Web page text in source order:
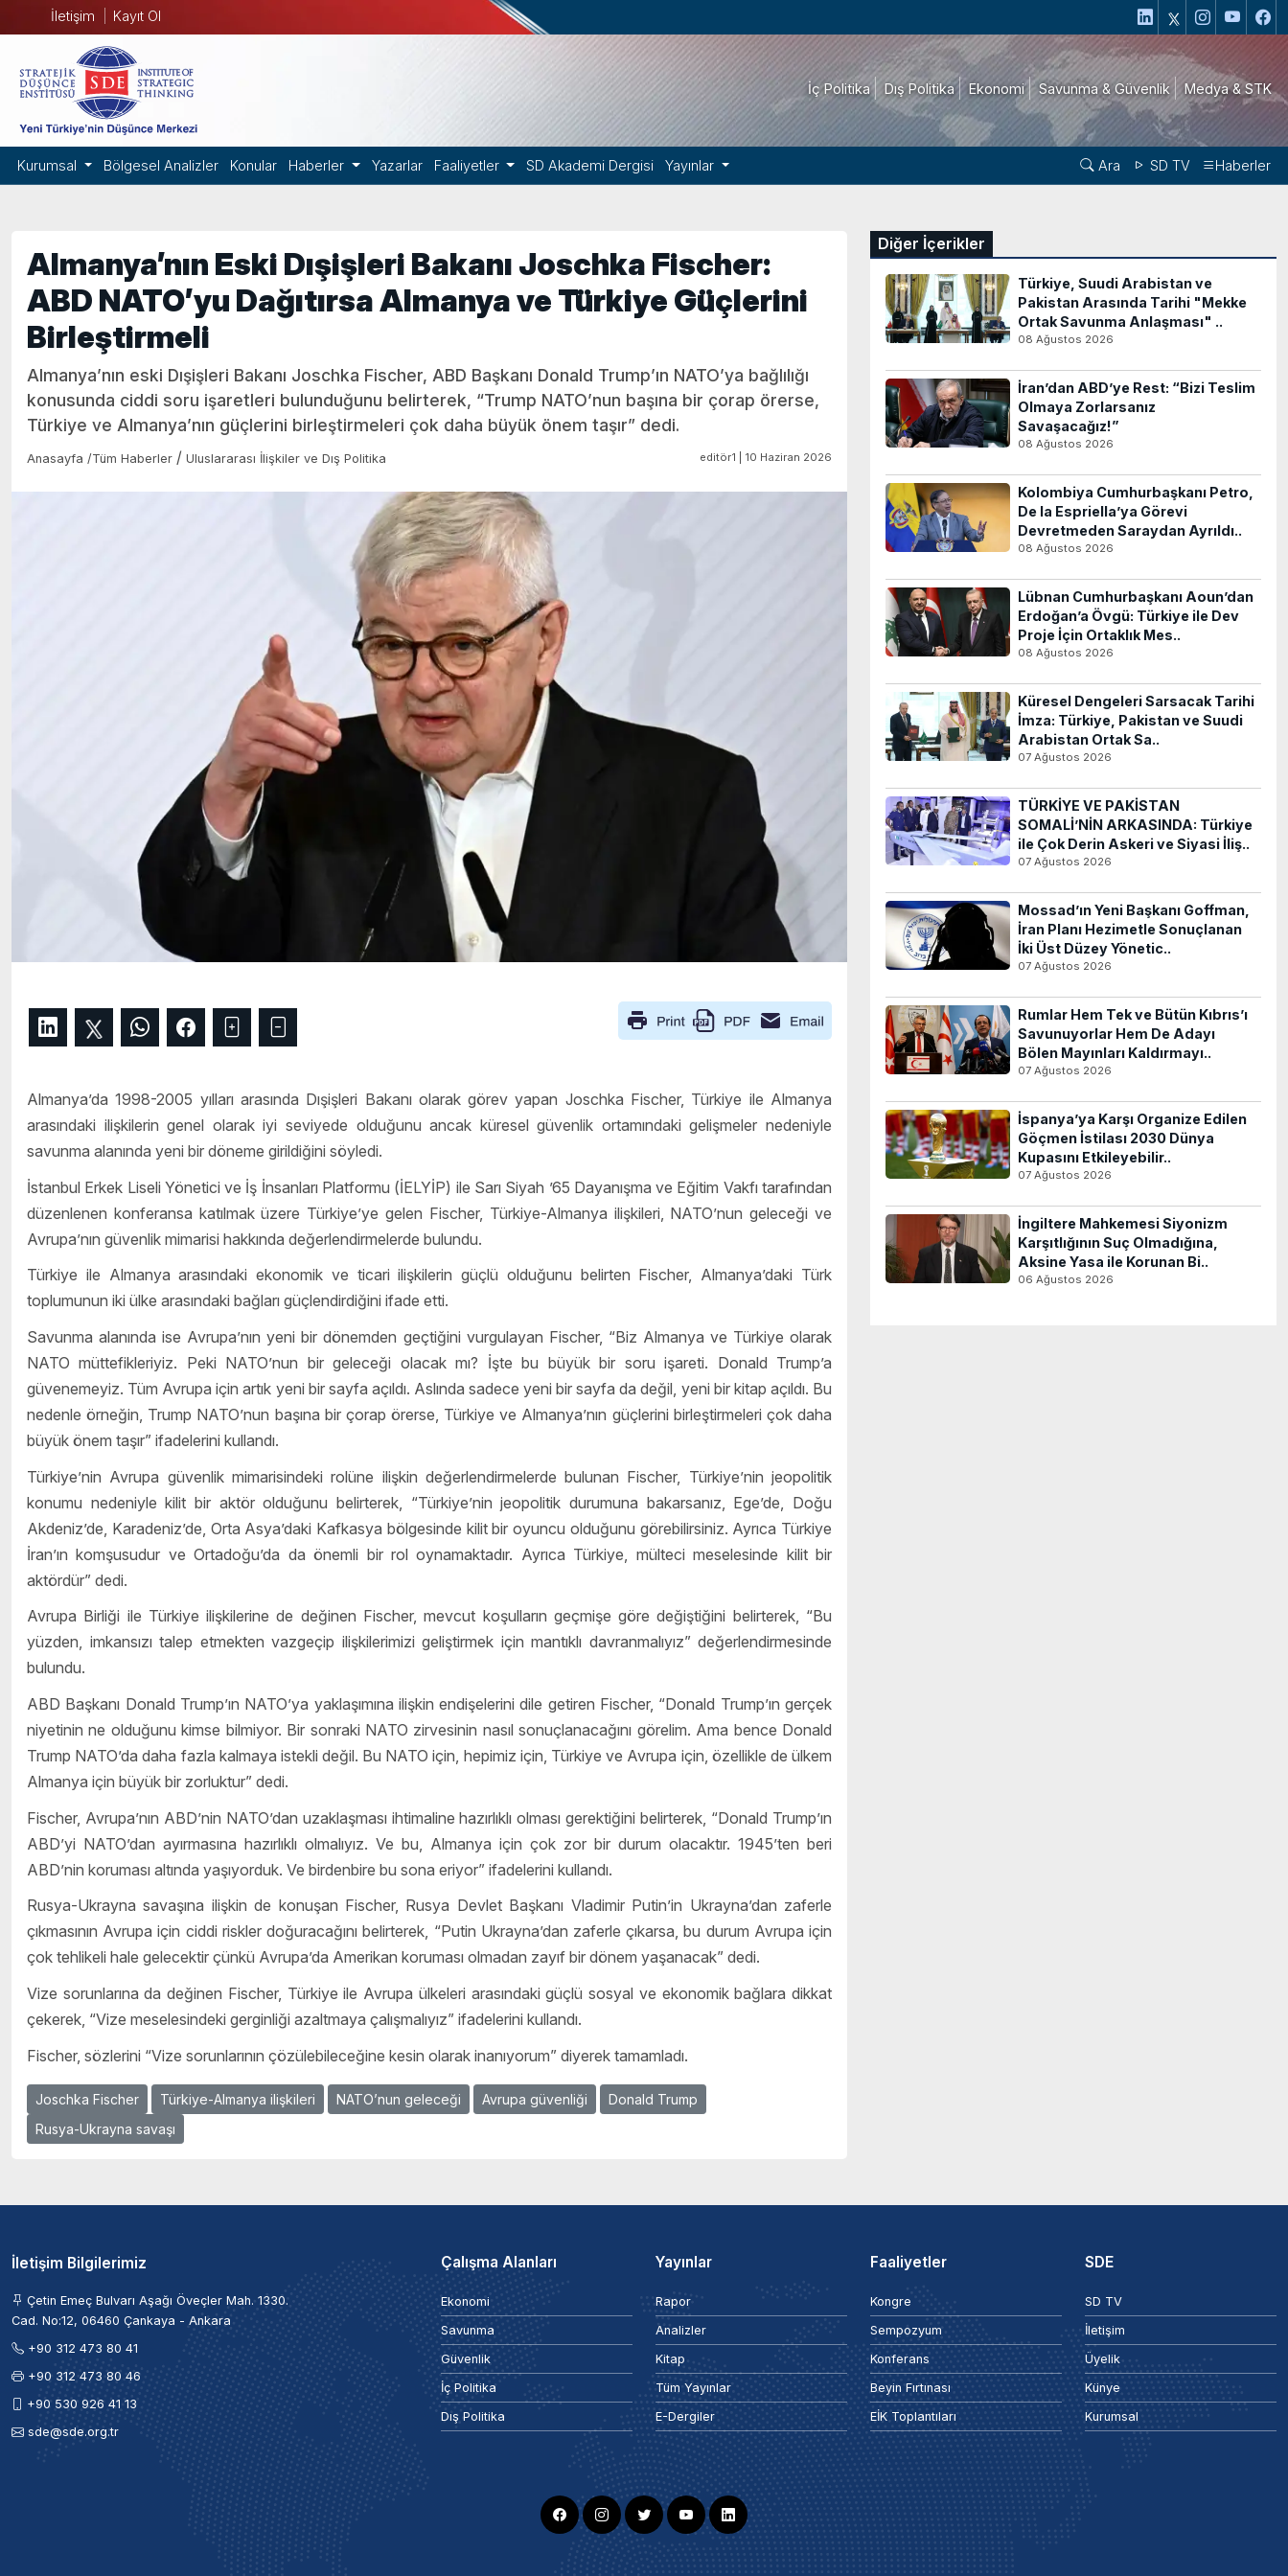
İletişim Kayıt Ol
İç Politika Dış Politika Ekonomi Savunma & Güvenlik Medya & STK
Kurumsal Bölgesel Analizler Konular Haberler Yazarlar Faaliyetler SD Akademi Dergisi Yayınlar Ara SD TV Haberler
Almanya’nın Eski Dışişleri Bakanı Joschka Fischer:
ABD NATO’yu Dağıtırsa Almanya ve Türkiye Güçlerini
Birleştirmeli
Almanya’nın eski Dışişleri Bakanı Joschka Fischer, ABD Başkanı Donald Trump’ın NATO’ya bağlılığı
konusunda ciddi soru işaretleri bulunduğunu belirterek, “Trump NATO’nun başına bir çorap örerse,
Türkiye ve Almanya’nın güçlerini birleştirmeleri çok daha büyük önem taşır” dedi.
Anasayfa /Tüm Haberler / Uluslararası İlişkiler ve Dış Politika editör1 | 10 Haziran 2026
Almanya’da 1998-2005 yılları arasında Dışişleri Bakanı olarak görev yapan Joschka Fischer, Türkiye ile Almanya
arasındaki ilişkilerin genel olarak iyi seviyede olduğunu ancak küresel güvenlik ortamındaki gelişmeler nedeniyle
savunma alanında yeni bir döneme girildiğini söyledi.
İstanbul Erkek Liseli Yönetici ve İş İnsanları Platformu (İELYİP) ile Sarı Siyah ’65 Dayanışma ve Eğitim Vakfı tarafından
düzenlenen konferansa katılmak üzere Türkiye’ye gelen Fischer, Türkiye-Almanya ilişkileri, NATO’nun geleceği ve
Avrupa’nın güvenlik mimarisi hakkında değerlendirmelerde bulundu.
Türkiye ile Almanya arasındaki ekonomik ve ticari ilişkilerin güçlü olduğunu belirten Fischer, Almanya’daki Türk
toplumunun iki ülke arasındaki bağları güçlendirdiğini ifade etti.
Savunma alanında ise Avrupa’nın yeni bir dönemden geçtiğini vurgulayan Fischer, “Biz Almanya ve Türkiye olarak
NATO müttefikleriyiz. Peki NATO’nun bir geleceği olacak mı? İşte bu büyük bir soru işareti. Donald Trump’a
güvenemeyiz. Tüm Avrupa için artık yeni bir sayfa açıldı. Aslında sadece yeni bir sayfa da değil, yeni bir kitap açıldı. Bu
nedenle örneğin, Trump NATO’nun başına bir çorap örerse, Türkiye ve Almanya’nın güçlerini birleştirmeleri çok daha
büyük önem taşır” ifadelerini kullandı.
Türkiye’nin Avrupa güvenlik mimarisindeki rolüne ilişkin değerlendirmelerde bulunan Fischer, Türkiye’nin jeopolitik
konumu nedeniyle kilit bir aktör olduğunu belirterek, “Türkiye’nin jeopolitik durumuna bakarsanız, Ege’de, Doğu
Akdeniz’de, Karadeniz’de, Orta Asya’daki Kafkasya bölgesinde kilit bir oyuncu olduğunu görebilirsiniz. Ayrıca Türkiye
İran’ın komşusudur ve Ortadoğu’da da önemli bir rol oynamaktadır. Ayrıca Türkiye, mülteci meselesinde kilit bir
aktördür” dedi.
Avrupa Birliği ile Türkiye ilişkilerine de değinen Fischer, mevcut koşulların geçmişe göre değiştiğini belirterek, “Bu
yüzden, imkansızı talep etmekten vazgeçip ilişkilerimizi geliştirmek için mantıklı davranmalıyız” değerlendirmesinde
bulundu.
ABD Başkanı Donald Trump’ın NATO’ya yaklaşımına ilişkin endişelerini dile getiren Fischer, “Donald Trump’ın gerçek
niyetinin ne olduğunu kimse bilmiyor. Bir sonraki NATO zirvesinin nasıl sonuçlanacağını görelim. Ama bence Donald
Trump NATO’da daha fazla kalmaya istekli değil. Bu NATO için, hepimiz için, Türkiye ve Avrupa için, özellikle de ülkem
Almanya için büyük bir zorluktur” dedi.
Fischer, Avrupa’nın ABD’nin NATO’dan uzaklaşması ihtimaline hazırlıklı olması gerektiğini belirterek, “Donald Trump’ın
ABD’yi NATO’dan ayırmasına hazırlıklı olmalıyız. Ve bu, Almanya için çok zor bir durum olacaktır. 1945’ten beri
ABD’nin koruması altında yaşıyorduk. Ve birdenbire bu sona eriyor” ifadelerini kullandı.
Rusya-Ukrayna savaşına ilişkin de konuşan Fischer, Rusya Devlet Başkanı Vladimir Putin’in Ukrayna’dan zaferle
çıkmasının Avrupa için ciddi riskler doğuracağını belirterek, “Putin Ukrayna’dan zaferle çıkarsa, bu durum Avrupa için
çok tehlikeli hale gelecektir çünkü Avrupa’da Amerikan koruması olmadan zayıf bir dönem yaşanacak” dedi.
Vize sorunlarına da değinen Fischer, Türkiye ile Avrupa ülkeleri arasındaki güçlü sosyal ve ekonomik bağlara dikkat
çekerek, “Vize meselesindeki gerginliği azaltmaya çalışmalıyız” ifadelerini kullandı.
Fischer, sözlerini “Vize sorunlarının çözülebileceğine kesin olarak inanıyorum” diyerek tamamladı.
Joschka Fischer Türkiye-Almanya ilişkileri NATO’nun geleceği Avrupa güvenliği
Donald Trump
Rusya-Ukrayna savaşı
Diğer İçerikler
Türkiye, Suudi Arabistan ve
Pakistan Arasında Tarihi "Mekke
Ortak Savunma Anlaşması" ..
08 Ağustos 2026
İran’dan ABD’ye Rest: “Bizi Teslim
Olmaya Zorlarsanız
Savaşacağız!”
08 Ağustos 2026
Kolombiya Cumhurbaşkanı Petro,
De la Espriella’ya Görevi
Devretmeden Saraydan Ayrıldı..
08 Ağustos 2026
Lübnan Cumhurbaşkanı Aoun’dan
Erdoğan’a Övgü: Türkiye ile Dev
Proje İçin Ortaklık Mes..
08 Ağustos 2026
Küresel Dengeleri Sarsacak Tarihi
İmza: Türkiye, Pakistan ve Suudi
Arabistan Ortak Sa..
07 Ağustos 2026
TÜRKİYE VE PAKİSTAN
SOMALİ’NİN ARKASINDA: Türkiye
ile Çok Derin Askeri ve Siyasi İliş..
07 Ağustos 2026
Mossad’ın Yeni Başkanı Goffman,
İran Planı Hezimetle Sonuçlanan
İki Üst Düzey Yönetic..
07 Ağustos 2026
Rumlar Hem Tek ve Bütün Kıbrıs’ı
Savunuyorlar Hem De Adayı
Bölen Mayınları Kaldırmayı..
07 Ağustos 2026
İspanya’ya Karşı Organize Edilen
Göçmen İstilası 2030 Dünya
Kupasını Etkileyebilir..
07 Ağustos 2026
İngiltere Mahkemesi Siyonizm
Karşıtlığının Suç Olmadığına,
Aksine Yasa ile Korunan Bi..
06 Ağustos 2026
İletişim Bilgilerimiz
Çetin Emeç Bulvarı Aşağı Öveçler Mah. 1330.
Cad. No:12, 06460 Çankaya - Ankara
+90 312 473 80 41
+90 312 473 80 46
+90 530 926 41 13
sde@sde.org.tr
Çalışma Alanları
Ekonomi
Savunma
Güvenlik
İç Politika
Dış Politika
Yayınlar
Rapor
Analizler
Kitap
Tüm Yayınlar
E-Dergiler
Faaliyetler
Kongre
Sempozyum
Konferans
Beyin Fırtınası
EİK Toplantıları
SDE
SD TV
İletişim
Üyelik
Künye
Kurumsal